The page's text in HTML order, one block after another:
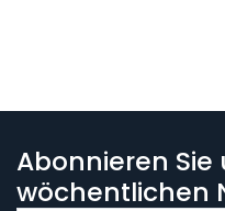
Abonnieren Sie
wöchentlichen